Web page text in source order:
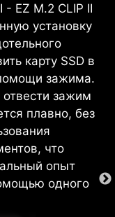
- EZ M.2 CLIP II
установку
карту SSD в
зажима.
отвести зажим
плавно, без
что
опыт
одного
чтобы
частей
их
Подробнее
соединение,
не
будет
22H2.
на
вы
её.
несколько
как для
Это позволяет
ПК, не вникая